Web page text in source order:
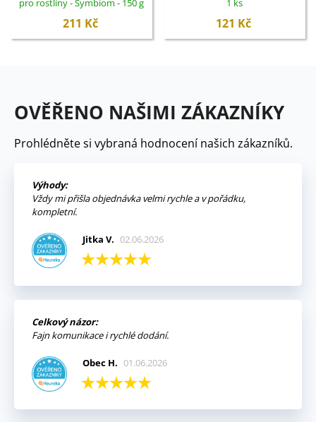
pro rostliny - Symbiom - 150 g
211 Kč
1 ks
121 Kč
OVĚŘENO NAŠIMI ZÁKAZNÍKY
Prohlédněte si vybraná hodnocení našich zákazníků.
Výhody:
Vždy mi přišla objednávka velmi rychle a v pořádku,
kompletní.
Jitka V. 02.06.2026
Celkový názor:
Fajn komunikace i rychlé dodání.
Obec H. 01.06.2026